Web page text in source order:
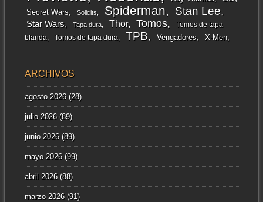
Secret Wars Solicits Spiderman Stan Lee
Star Wars Tapa dura Thor Tomos
Tomos de tapa
blanda
Tomos de tapa dura TPB Vengadores X-Men
ARCHIVOS
agosto 2026(28)
julio 2026(89)
junio 2026(89)
mayo 2026(99)
abril 2026(88)
marzo 2026(91)